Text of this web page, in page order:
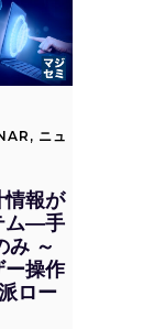
, ニュ
情報が
ム―手
み ～
ー操作
ロー